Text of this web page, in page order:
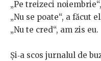
„Pe treizeci
„Nu se poate“, a făcut
„Nu te cred“, am zis eu.
Şi‑a scos jurnalul de